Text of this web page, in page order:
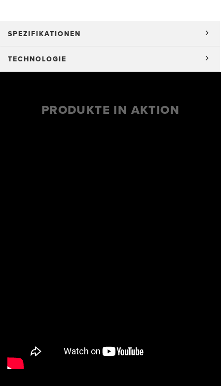
SPEZIFIKATIONEN
TECHNOLOGIE
PRODUKTE IN AKTION